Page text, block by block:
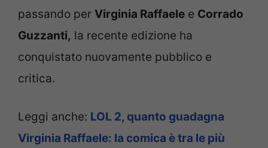
passando per Virginia Raffaele e Corrado
Guzzanti, la recente edizione ha
conquistato nuovamente pubblico e
critica.
Leggi anche: LOL 2, quanto guadagna
Virginia Raffaele: la comica è tra le più